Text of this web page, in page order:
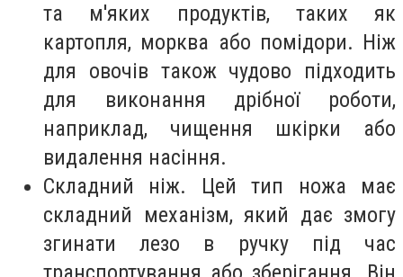
та м'яких продуктів, таких як
картопля, морква або помідори. Ніж
для овочів також чудово підходить
для виконання дрібної роботи,
наприклад, чищення шкірки або
видалення насіння.
Складний ніж. Цей тип ножа має
складний механізм, який дає змогу
згинати лезо в ручку під час